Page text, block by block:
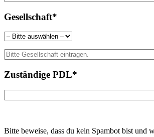
Gesellschaft*
Zuständige PDL*
Bitte beweise, dass du kein Spambot bist und